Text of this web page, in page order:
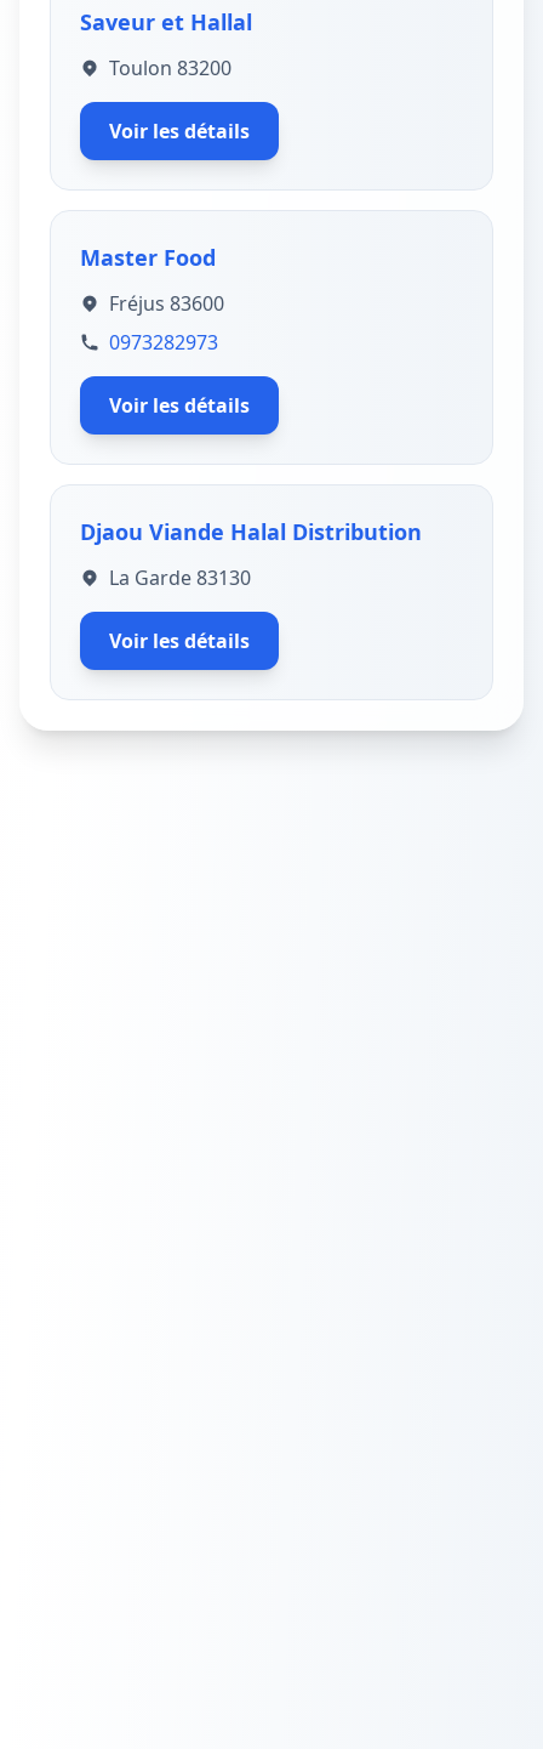
Saveur et Hallal
Toulon 83200
Voir les détails
Master Food
Fréjus 83600
0973282973
Voir les détails
Djaou Viande Halal Distribution
La Garde 83130
Voir les détails